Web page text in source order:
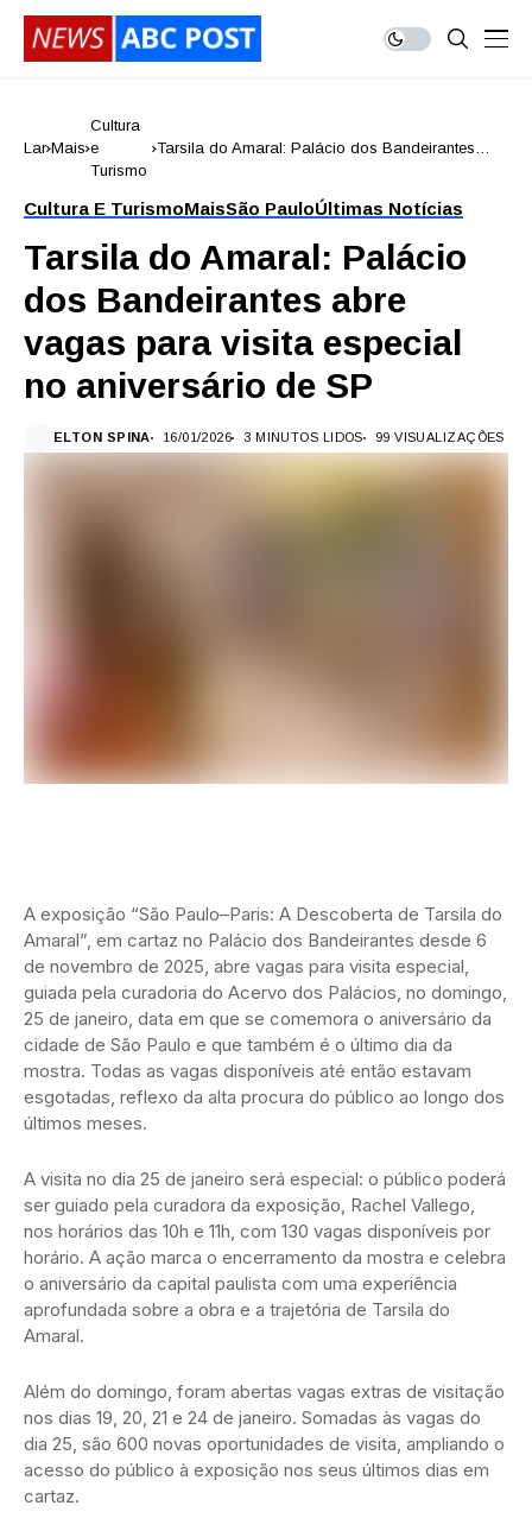
Lar Mais
Cultura
e
Turismo
Tarsila do Amaral: Palácio dos Bandeirantes
Cultura E TurismoMaisSão PauloÚltimas Notícias
Tarsila do Amaral: Palácio
dos Bandeirantes abre
vagas para visita especial
no aniversário de SP
ELTON SPINA 16/01/2026 3 MINUTOS LIDOS 99 VISUALIZAÇÕES
A exposição “São Paulo–Paris: A Descoberta de Tarsila do
Amaral”, em cartaz no Palácio dos Bandeirantes desde 6
de novembro de 2025, abre vagas para visita especial,
guiada pela curadoria do Acervo dos Palácios, no domingo,
25 de janeiro, data em que se comemora o aniversário da
cidade de São Paulo e que também é o último dia da
mostra. Todas as vagas disponíveis até então estavam
esgotadas, reflexo da alta procura do público ao longo dos
últimos meses.
A visita no dia 25 de janeiro será especial: o público poderá
ser guiado pela curadora da exposição, Rachel Vallego,
nos horários das 10h e 11h, com 130 vagas disponíveis por
horário. A ação marca o encerramento da mostra e celebra
o aniversário da capital paulista com uma experiência
aprofundada sobre a obra e a trajetória de Tarsila do
Amaral.
Além do domingo, foram abertas vagas extras de visitação
nos dias 19, 20, 21 e 24 de janeiro. Somadas às vagas do
dia 25, são 600 novas oportunidades de visita, ampliando o
acesso do público à exposição nos seus últimos dias em
cartaz.